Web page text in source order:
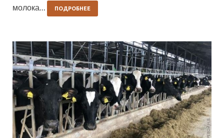
молока…
ПОДРОБНЕЕ